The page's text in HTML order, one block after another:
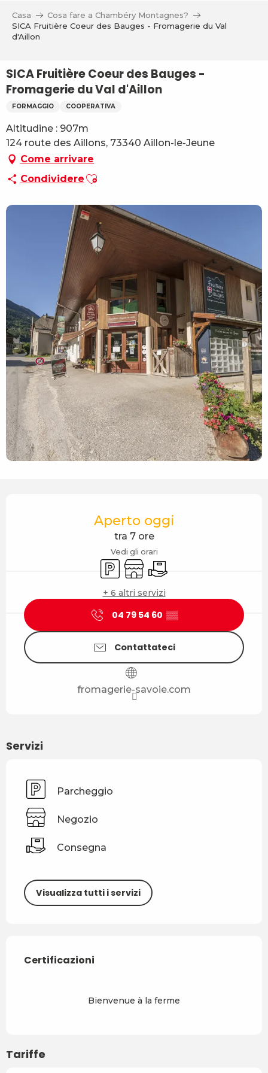
contenu
Casa
Cosa fare a Chambéry Montagnes?
SICA Fruitière Coeur des Bauges - Fromagerie du Val
d'Aillon
SICA Fruitière Coeur des Bauges -
Fromagerie du Val d'Aillon
FORMAGGIO COOPERATIVA
Altitudine : 907m
124 route des Aillons, 73340 Aillon-le-Jeune
Come arrivare
Condividere Ajouter aux favoris
Aperto oggi
tra 7 ore
Vedi gli orari
Parcheggio
NegozioConsegna
+ 6 altri servizi
04 79 54 60 ▒▒
Contattateci
fromagerie-savoie.com
Servizi
Parcheggio
Negozio
Consegna
Visualizza tutti i servizi
Certificazioni
Certificazioni
Bienvenue à la ferme
Tariffe